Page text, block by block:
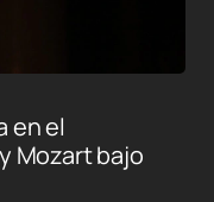
en el
Mozart bajo